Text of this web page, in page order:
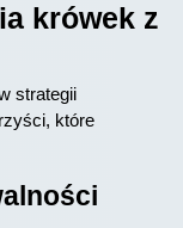
krówek z
strategii
które